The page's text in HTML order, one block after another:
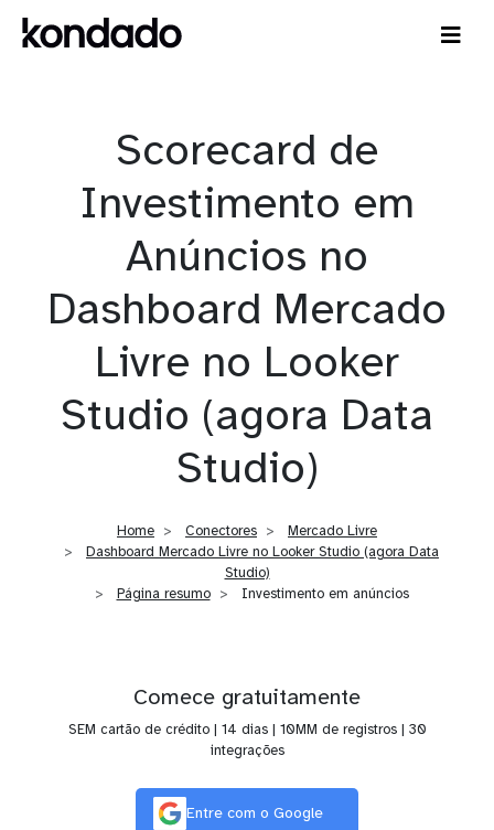
Scorecard de
Investimento em
Anúncios no
Dashboard Mercado
Livre no Looker
Studio (agora Data
Studio)
Home Conectores
Mercado Livre
Dashboard Mercado Livre no Looker Studio (agora Data
Studio)
Página resumo
Investimento em anúncios
Comece gratuitamente
SEM cartão de crédito | 14 dias | 10MM de registros | 30
integrações
Entre com o Google